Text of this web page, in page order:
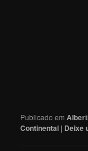
Publicado em
Continental | Deixe